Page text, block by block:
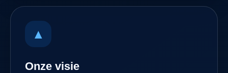
▲
Onze visie